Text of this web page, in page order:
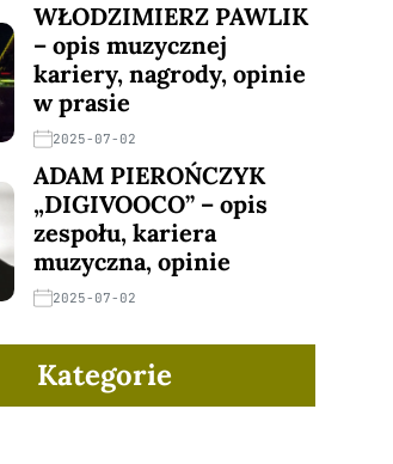
WŁODZIMIERZ PAWLIK
– opis muzycznej
kariery, nagrody, opinie
w prasie
2025-07-02
ADAM PIEROŃCZYK
„DIGIVOOCO” – opis
zespołu, kariera
muzyczna, opinie
2025-07-02
Kategorie